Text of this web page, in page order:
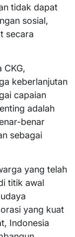
tidak dapat
sosial,
secara
CKG,
keberlanjutan
capaian
adalah
benar
sebagai
yang telah
titik awal
yang kuat
Indonesia